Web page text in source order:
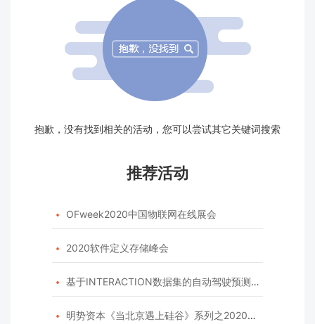
抱歉，没有找到相关的活动，您可以尝试其它关键词搜索
推荐活动
 OFweek2020中国物联网在线展会
 2020软件定义存储峰会
 基于INTERACTION数据集的自动驾驶预测模型挑战赛
 明势资本《当北京遇上硅谷》系列之2020年度开源峰会